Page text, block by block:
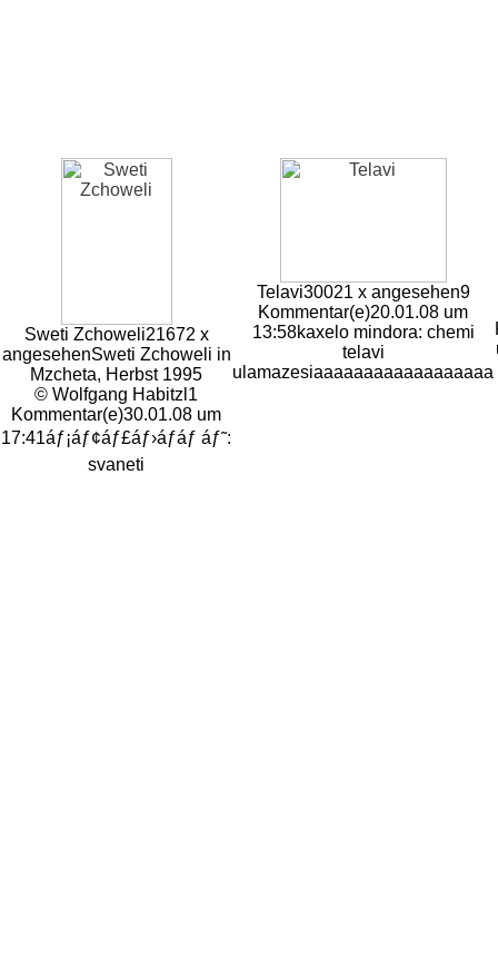
Sweti Zchoweli21672 x
angesehenSweti Zchoweli in
Mzcheta, Herbst 1995
© Wolfgang Habitzl 1
Kommentar(e)30.01.08 um
17:41áƒ¡áƒ¢áƒ£áƒ›áƒáƒ áƒ˜:
svaneti
Telavi30021 x angesehen9
Kommentar(e)20.01.08 um
13:58kaxelo mindora: chemi
telavi
ulamazesiaaaaaaaaaaaaaaaaaa